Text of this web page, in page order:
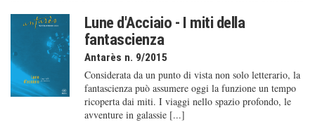
Lune d'Acciaio - I miti della
fantascienza
Antarès n. 9/2015
Considerata da un punto di vista non solo letterario, la
fantascienza può assumere oggi la funzione un tempo
ricoperta dai miti. I viaggi nello spazio profondo, le
avventure in galassie [...]